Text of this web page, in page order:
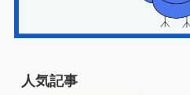
人気記事